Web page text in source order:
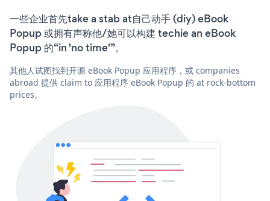
一些企业首先take a stab at自己动手 (diy) eBook
Popup 或拥有声称他/她可以构建 techie an eBook
Popup 的“in 'no time'”。
其他人试图找到开源 eBook Popup 应用程序，或 companies
abroad 提供 claim to 应用程序 eBook Popup 的 at rock-bottom
prices。